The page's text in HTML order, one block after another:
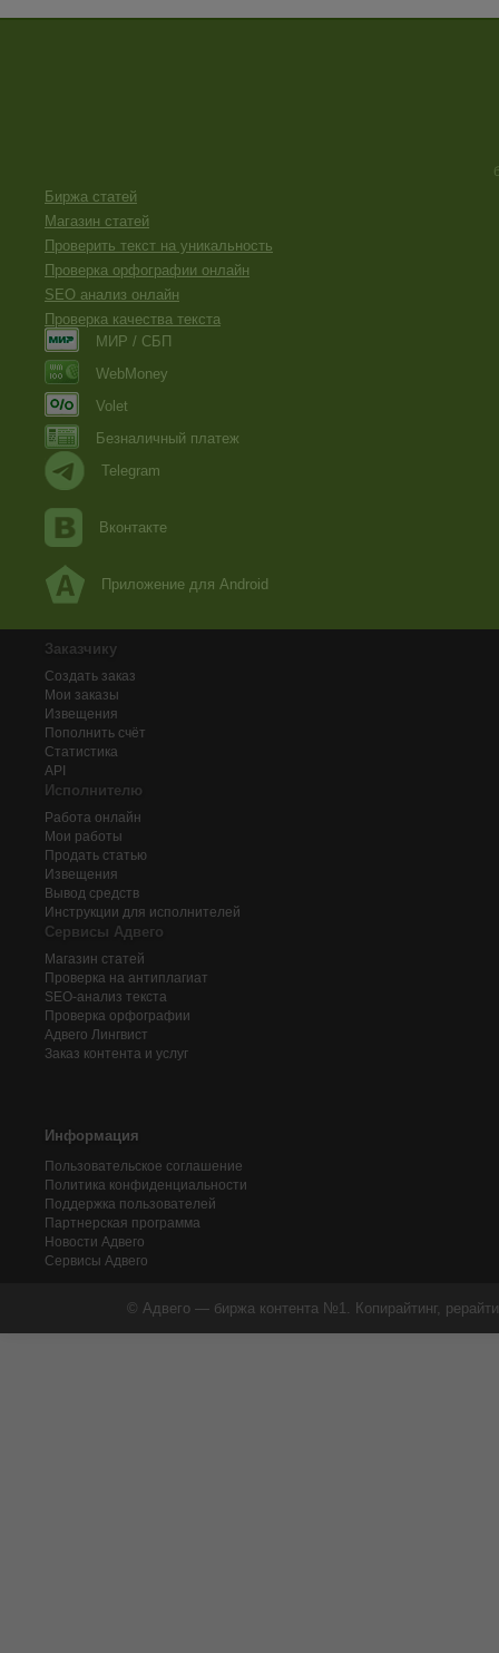
Биржа статей
Магазин статей
Проверить текст на уникальность
Проверка орфографии онлайн
SEO анализ онлайн
Проверка качества текста
МИР / СБП
WebMoney
Volet
Безналичный платеж
Telegram
Вконтакте
Приложение для Android
Заказчику
Создать заказ
Мои заказы
Извещения
Пополнить счёт
Статистика
API
Исполнителю
Работа онлайн
Мои работы
Продать статью
Извещения
Вывод средств
Инструкции для исполнителей
Сервисы Адвего
Магазин статей
Проверка на антиплагиат
SEO-анализ текста
Проверка орфографии
Адвего Лингвист
Заказ контента и услуг
Информация
Пользовательское соглашение
Политика конфиденциальности
Поддержка пользователей
Партнерская программа
Новости Адвего
Сервисы Адвего
© Адвего — биржа контента №1. Копирайтинг,